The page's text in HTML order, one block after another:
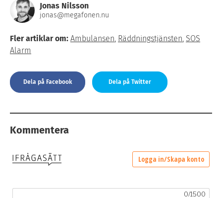
Jonas Nilsson
jonas@megafonen.nu
Fler artiklar om: Ambulansen, Räddningstjänsten, SOS
Alarm
Dela på Facebook Dela på Twitter
Kommentera